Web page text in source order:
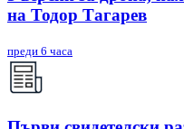
на Тодор Тагарев
преди 6 часа